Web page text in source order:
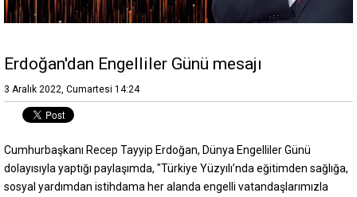
Erdoğan'dan Engelliler Günü mesajı
3 Aralık 2022, Cumartesi 14:24
Cumhurbaşkanı Recep Tayyip Erdoğan, Dünya Engelliler Günü
dolayısıyla yaptığı paylaşımda, "Türkiye Yüzyılı’nda eğitimden sağlığa,
sosyal yardımdan istihdama her alanda engelli vatandaşlarımızla